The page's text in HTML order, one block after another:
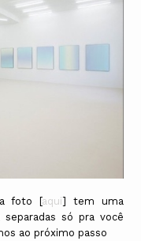
foto [aqui] tem uma
só pra você
ao próximo passo